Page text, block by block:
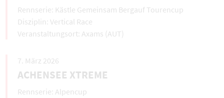
Kästle Gemeinsam Bergauf Tourencup
Vertical Race
Axams (AUT)
7. März 2026
ACHENSEE XTREME
Alpencup